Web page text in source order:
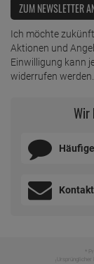
ZUM NEWSLETTER
Ich möchte
Aktionen und
Einwilligung kann
widerrufen
Wir
Kontakt
*